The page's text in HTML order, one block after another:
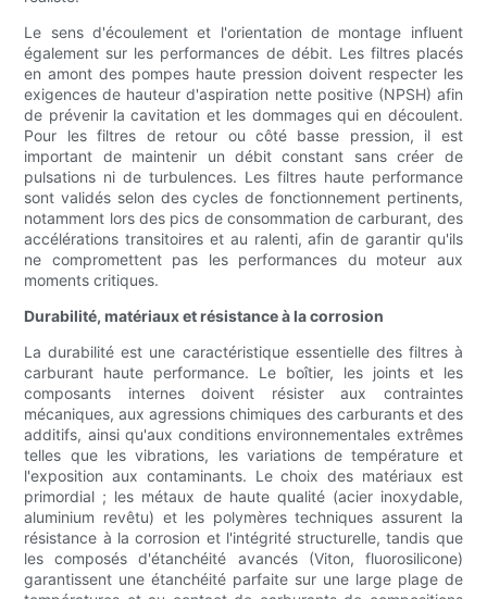
Le sens d'écoulement et l'orientation de montage influent
également sur les performances de débit. Les filtres placés
en amont des pompes haute pression doivent respecter les
exigences de hauteur d'aspiration nette positive (NPSH) afin
de prévenir la cavitation et les dommages qui en découlent.
Pour les filtres de retour ou côté basse pression, il est
important de maintenir un débit constant sans créer de
pulsations ni de turbulences. Les filtres haute performance
sont validés selon des cycles de fonctionnement pertinents,
notamment lors des pics de consommation de carburant, des
accélérations transitoires et au ralenti, afin de garantir qu'ils
ne compromettent pas les performances du moteur aux
moments critiques.
Durabilité, matériaux et résistance à la corrosion
La durabilité est une caractéristique essentielle des filtres à
carburant haute performance. Le boîtier, les joints et les
composants internes doivent résister aux contraintes
mécaniques, aux agressions chimiques des carburants et des
additifs, ainsi qu'aux conditions environnementales extrêmes
telles que les vibrations, les variations de température et
l'exposition aux contaminants. Le choix des matériaux est
primordial ; les métaux de haute qualité (acier inoxydable,
aluminium revêtu) et les polymères techniques assurent la
résistance à la corrosion et l'intégrité structurelle, tandis que
les composés d'étanchéité avancés (Viton, fluorosilicone)
garantissent une étanchéité parfaite sur une large plage de